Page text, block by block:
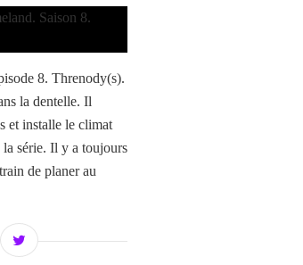
8. Threnody(s).
la dentelle. Il
et installe le climat
série. Il y a toujours
de planer au